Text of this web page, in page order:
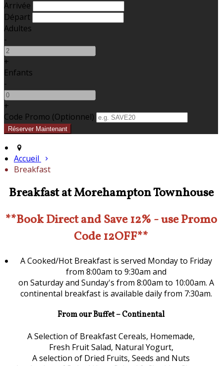
Arrivée
Départ
Adultes
-
+
Enfants
-
+
Code Promo (Optionnel)
Accueil
Breakfast
Breakfast at Morehampton Townhouse
**Book Direct and Save 12% - use Promo
Code 12OFF**
A Cooked/Hot Breakfast is served Monday to Friday
from 8:00am to 9:30am and
on Saturday and Sunday's from 8:00am to 10:00am. A
continental breakfast is available daily from 7:30am.
From our Buffet – Continental
A Selection of Breakfast Cereals, Homemade,
Fresh Fruit Salad, Natural Yogurt,
A selection of Dried Fruits, Seeds and Nuts